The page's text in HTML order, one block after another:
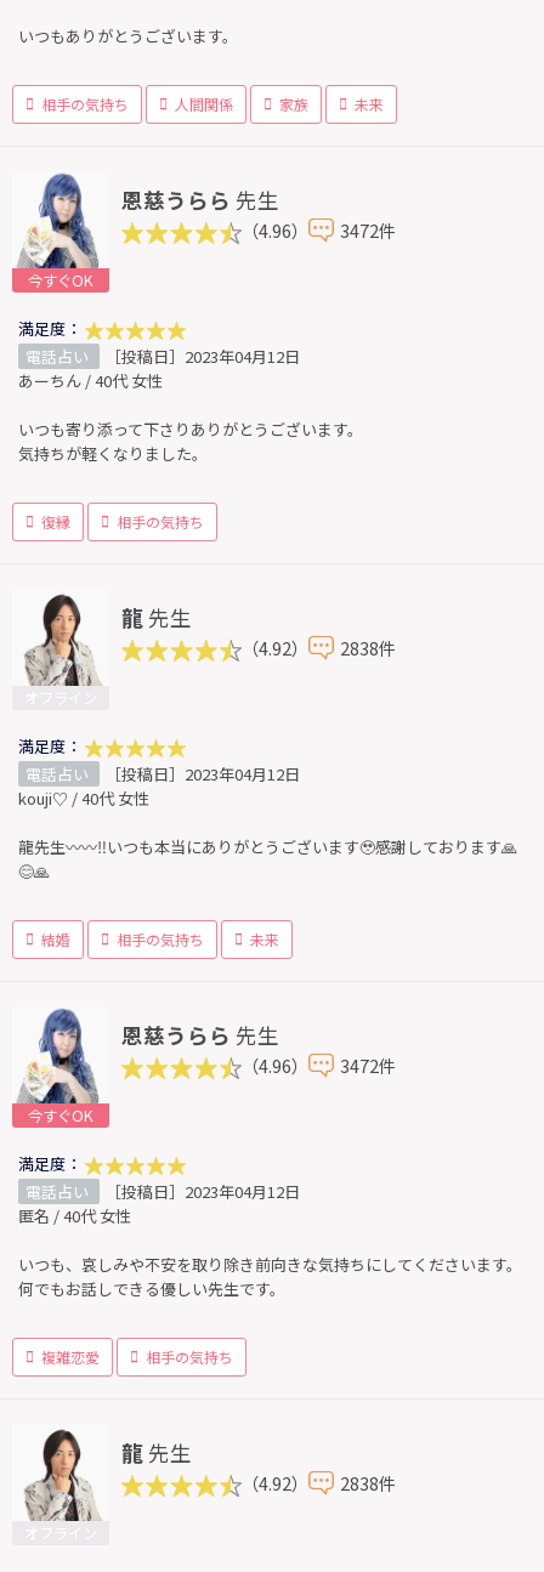
いつもありがとうございます。
相手の気持ち 人間関係 家族 未来
今すぐOK
恩慈うらら 先生
（4.96） 3472件
満足度：
電話占い
［投稿日］2023年04月12日
あーちん / 40代 女性
いつも寄り添って下さりありがとうございます。
気持ちが軽くなりました。
復縁 相手の気持ち
龍 先生
（4.92） 2838件
満足度：
電話占い
［投稿日］2023年04月12日
kouji♡ / 40代 女性
龍先生〰︎〰︎‼️いつも本当にありがとうございます🥹感謝しております🙏
😊🙏
結婚 相手の気持ち 未来
今すぐOK
恩慈うらら 先生
（4.96） 3472件
満足度：
電話占い
［投稿日］2023年04月12日
匿名 / 40代 女性
いつも、哀しみや不安を取り除き前向きな気持ちにしてくださいます。
何でもお話しできる優しい先生です。
複雑恋愛 相手の気持ち
龍 先生
（4.92） 2838件